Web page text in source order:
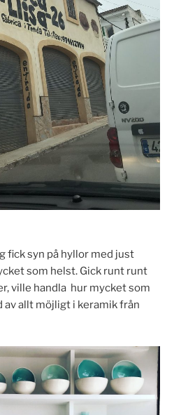
fick syn på hyllor med just
som helst. Gick runt runt
ville handla hur mycket som
av allt möjligt i keramik från